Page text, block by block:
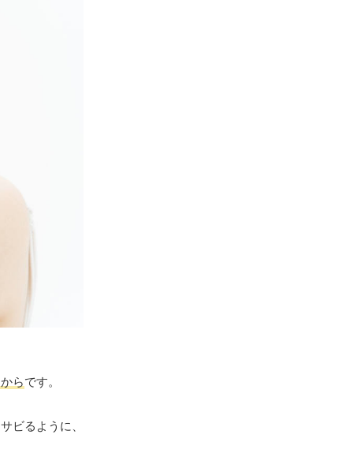
側から
血管柔
ランダ
有効性
プロテ
比較二重
らです。
ビるように、